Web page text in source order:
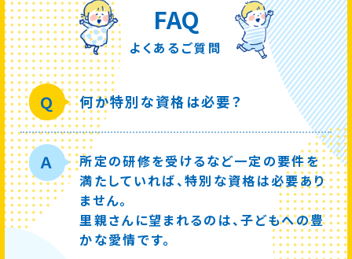
FAQ
よくあるご質問
Ｑ 何か特別な資格は必要？
Ａ
所定の研修を受けるなど一定の要件を
満たしていれば、特別な資格は必要あり
ません。
里親さんに望まれるのは、子どもへの豊
かな愛情です。